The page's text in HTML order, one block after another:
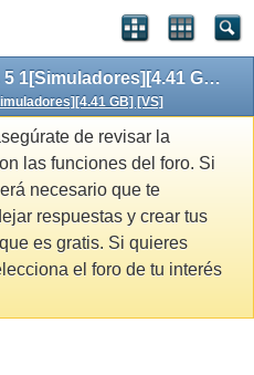
Surviving the Abyss v0 1 5 1[Simuladores][4.41 GB] [VS]
GB] [VS]
de revisar la
las funciones del foro. Si
necesario que te
respuestas y crear tus
es gratis. Si quieres
el foro de tu interés